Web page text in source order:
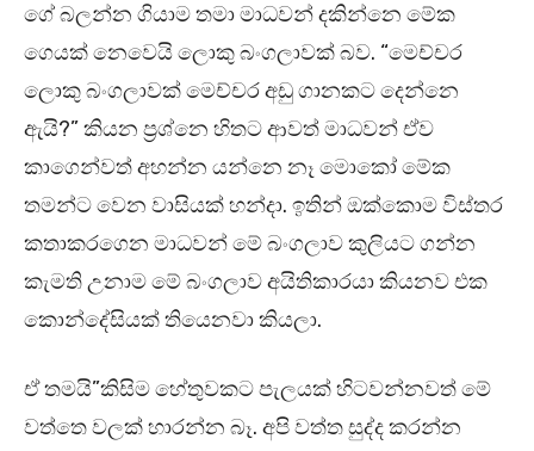
ගේ බලන්න ගියාම තමා මාධවන් දකින්නෙ මේක
ගෙයක් නෙවෙයි ලොකු බංගලාවක් බව. “මෙච්චර
ලොකු බංගලාවක් මෙච්චර අඩු ගානකට දෙන්නෙ
ඇයි?” කියන ප්‍රශ්නෙ හිතට ආවත් මාධවන් ඒව
කාගෙන්වත් අහන්න යන්නෙ නෑ මොකෝ මේක
තමන්ට වෙන වාසියක් හන්දා. ඉතින් ඔක්කොම විස්තර
කතාකරගෙන මාධවන් මේ බංගලාව කුලියට ගන්න
කැමති උනාම මේ බංගලාව අයිතිකාරයා කියනව එක
කොන්දේසියක් තියෙනවා කියලා.
ඒ තමයි”කිසිම හේතුවකට පැලයක් හිටවන්නවත් මේ
වත්තෙ වලක් හාරන්න බෑ. අපි වත්ත සුද්ද කරන්න